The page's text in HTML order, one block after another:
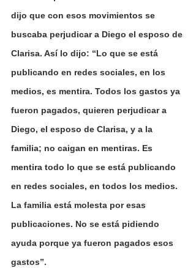
dijo que con esos movimientos se
buscaba perjudicar a Diego el esposo de
Clarisa. Así lo dijo: “Lo que se está
publicando en redes sociales, en los
medios, es mentira. Todos los gastos ya
fueron pagados, quieren perjudicar a
Diego, el esposo de Clarisa, y a la
familia; no caigan en mentiras. Es
mentira todo lo que se está publicando
en redes sociales, en todos los medios.
La familia está molesta por esas
publicaciones. No se está pidiendo
ayuda porque ya fueron pagados esos
gastos”.